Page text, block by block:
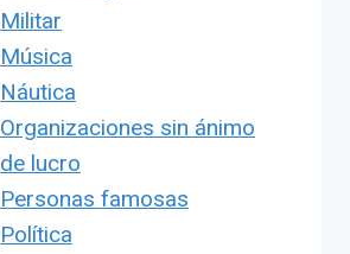
Militar
Música
Náutica
Organizaciones sin ánimo
de lucro
Personas famosas
Política